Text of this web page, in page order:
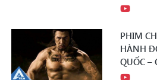
PHIM
HÀNH
QUỐC –